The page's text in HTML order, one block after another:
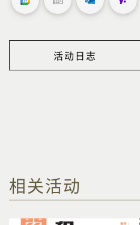
活动日志
相关活动